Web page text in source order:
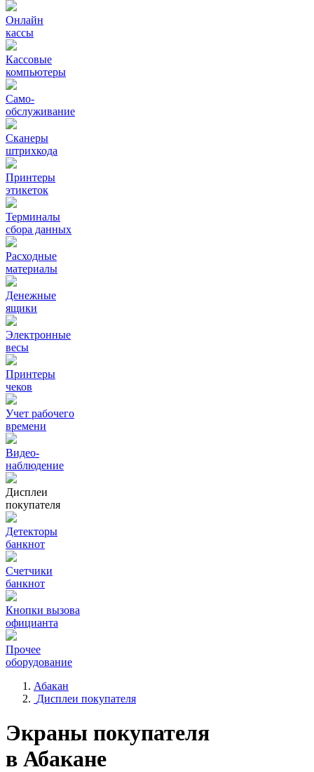
Онлайн
кассы
Кассовые
компьютеры
Само-
обслуживание
Сканеры
штрихкода
Принтеры
этикеток
Терминалы
сбора данных
Расходные
материалы
Денежные
ящики
Электронные
весы
Принтеры
чеков
Учет рабочего
времени
Видео‑
наблюдение
Дисплеи
покупателя
Детекторы
банкнот
Счетчики
банкнот
Кнопки вызова
официанта
Прочее
оборудование
Абакан
Дисплеи покупателя
Экраны покупателя
в Абакане